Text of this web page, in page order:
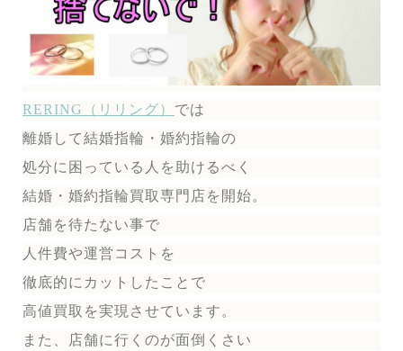
RERING（リリング） では
離婚して結婚指輪・婚約指輪の
処分に困っている人を助けるべく
結婚・婚約指輪買取専門店を開始。
店舗を待たない事で
人件費や運営コストを
徹底的にカットしたことで
高値買取を実現させています。
また、店舗に行くのが面倒くさい